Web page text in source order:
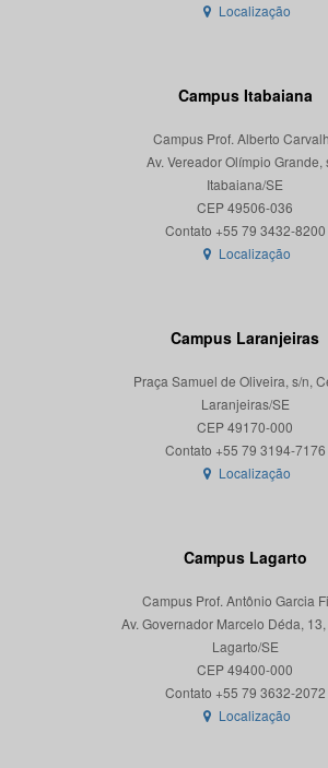
Localização
Campus Itabaiana
Campus Prof. Alberto
Av. Vereador Olímpio Grande,
Itabaiana/SE
CEP 49506-036
Localização
Campus Laranjeiras
Praça Samuel de Oliveira, s/n,
Laranjeiras/SE
CEP 49170-000
Localização
Campus Lagarto
Campus Prof. Antônio Garcia
Av. Governador Marcelo Déda,
Lagarto/SE
CEP 49400-000
Localização